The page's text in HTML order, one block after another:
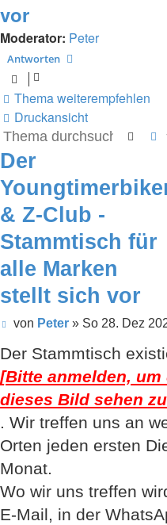
vor
Moderator: Peter
Antworten
Thema weiterempfehlen
Druckansicht
Suche
Der
& Z-Club -
Stammtisch für
alle Marken
stellt sich vor
Beitrag
von Peter» So 28. Dez
Der Stammtisch
[Bitte anmelden,
dieses Bild sehen
. Wir treffen uns an
Orten jeden ersten
Monat.
Wo wir uns treffen
E-Mail, in der